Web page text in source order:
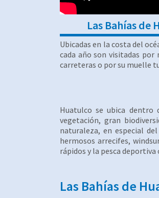
Las Bahías de
Ubicadas en la costa del
cada año son visitadas
carreteras o por su muelle
Huatulco se ubica dentro
vegetación, gran
naturaleza, en especial
hermosos arrecifes,
rápidos y la pesca
Las Bahías de